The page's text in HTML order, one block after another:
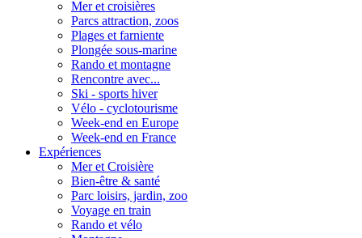
Mer et croisières
Parcs attraction, zoos
Plages et farniente
Plongée sous-marine
Rando et montagne
Rencontre avec...
Ski - sports hiver
Vélo - cyclotourisme
Week-end en Europe
Week-end en France
Expériences
Mer et Croisière
Bien-être & santé
Parc loisirs, jardin, zoo
Voyage en train
Rando et vélo